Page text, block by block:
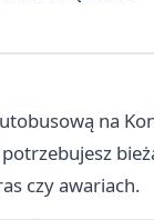
na
czy awariach.